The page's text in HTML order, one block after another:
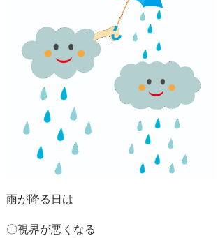
雨が降る日は
〇視界が悪くなる